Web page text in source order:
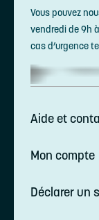
Vous pouvez
vendredi de 9h
cas d’urgence
Aide et
Mon compte
Déclarer un